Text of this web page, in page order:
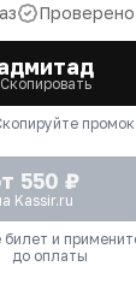
Скопировать
550 ₽
Kassir.ru
билет и
до оплаты